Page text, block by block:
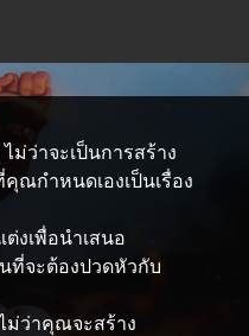
ว่าจะเป็นการสร้าง
ณกำหนดเองเป็นเรื่อง
งเพื่อนำเสนอ
ที่จะต้องปวดหัวกับ
ม่ว่าคุณจะสร้าง